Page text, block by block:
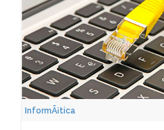
InformÃ¡tica